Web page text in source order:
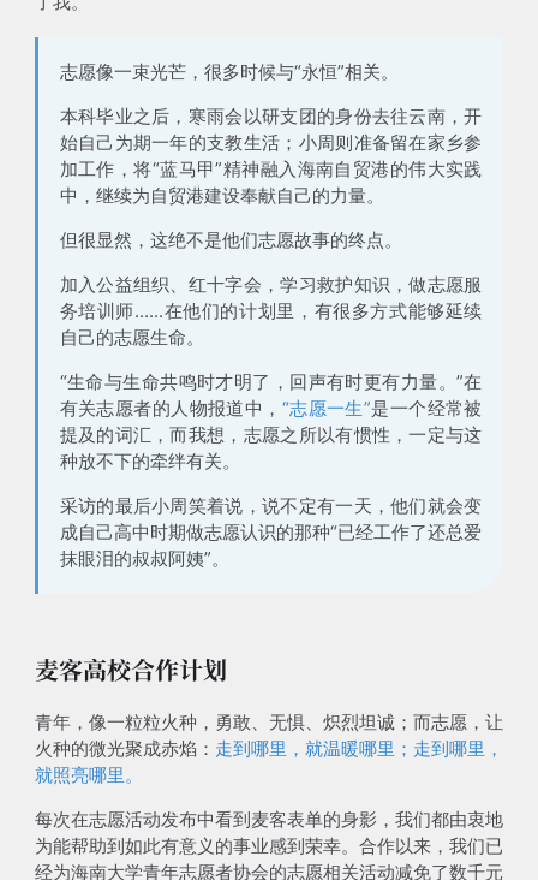
志愿像一束光芒，很多时候与“永恒”相关。
本科毕业之后，寒雨会以研支团的身份去往云南，开
始自己为期一年的支教生活；小周则准备留在家乡参
加工作，将“蓝马甲”精神融入海南自贸港的伟大实践
中，继续为自贸港建设奉献自己的力量。
但很显然， 这绝不是他们志愿故事的终点。
加入公益组织、红十字会，学习救护知识，做志愿服
务培训师......在他们的计划里，有很多方式能够延续
自己的志愿生命。
“生命与生命共鸣时才明了，回声有时更有力量。”在
有关志愿者的人物报道中， “志愿一生”是一个经常被
提及的词汇，而我想，志愿之所以有惯性，一定与这
种放不下的牵绊有关。
采访的最后小周笑着说，说不定有一天，他们就会变
成自己高中时期做志愿认识的那种“已经工作了还总爱
抹眼泪的叔叔阿姨”。
麦客高校合作计划
青年，像一粒粒火种，勇敢、无惧、炽烈坦诚；而志愿，让
火种的微光聚成赤焰： 走到哪里，就温暖哪里；走到哪里，
就照亮哪里。
每次在志愿活动发布中看到麦客表单的身影，我们都由衷地
为能帮助到如此有意义的事业感到荣幸。合作以来，我们已
经为海南大学青年志愿者协会的志愿相关活动减免了数千元